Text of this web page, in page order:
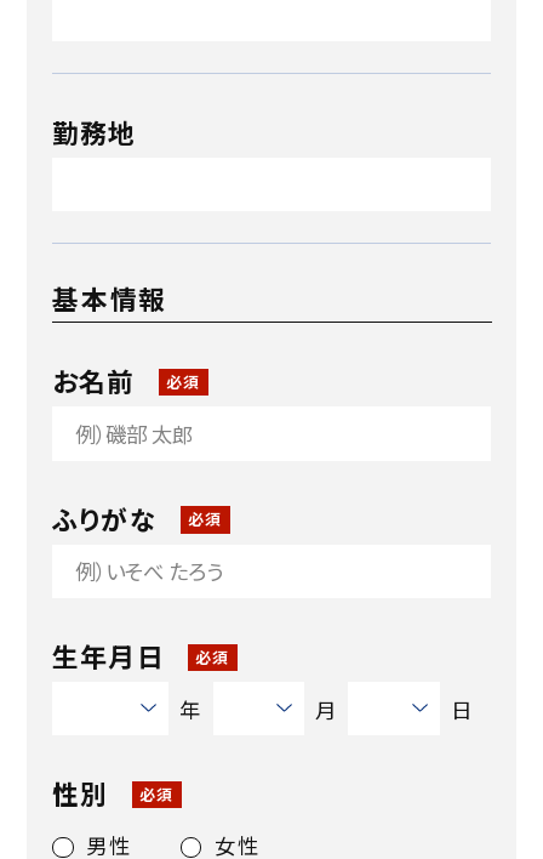
勤務地
基本情報
お名前 必須
ふりがな 必須
生年月日 必須
年 月 日
性別 必須
男性 女性